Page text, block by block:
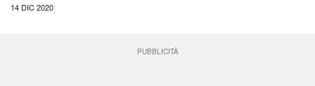
14 DIC 2020
PUBBLICITÀ